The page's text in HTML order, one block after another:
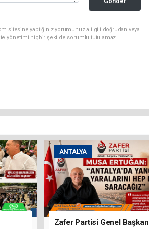
sitesine yaptığınız yorumunuzla ilgili doğrudan veya
yönetimi hiçbir şekilde sorumlu tutulamaz.
ANTALYA
Zafer Partisi Genel Başkan